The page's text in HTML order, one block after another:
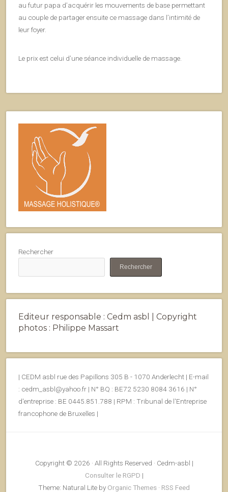
au futur papa d’acquérir les mouvements de base permettant
au couple de partager ensuite ce massage dans l’intimité de
leur foyer.
Le prix est celui d’une séance individuelle de massage.
Rechercher
Rechercher
Editeur responsable : Cedm asbl | Copyright
photos : Philippe Massart
| CEDM asbl rue des Papillons 305 B - 1070 Anderlecht | E-mail
: cedm_asbl@yahoo.fr | N° BQ : BE72 5230 8084 3616 | N°
d'entreprise : BE 0445.851.788 | RPM : Tribunal de l'Entreprise
francophone de Bruxelles |
Copyright © 2026 · All Rights Reserved · Cedm-asbl |
Consulter le RGPD |
Theme: Natural Lite by Organic Themes · RSS Feed